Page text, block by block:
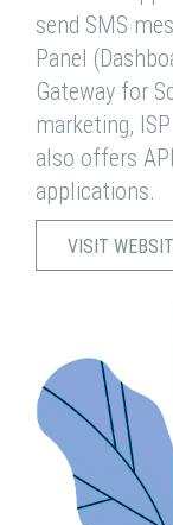
send SMS
Panel
Gateway for
marketing,
also offers
applications.
VISIT